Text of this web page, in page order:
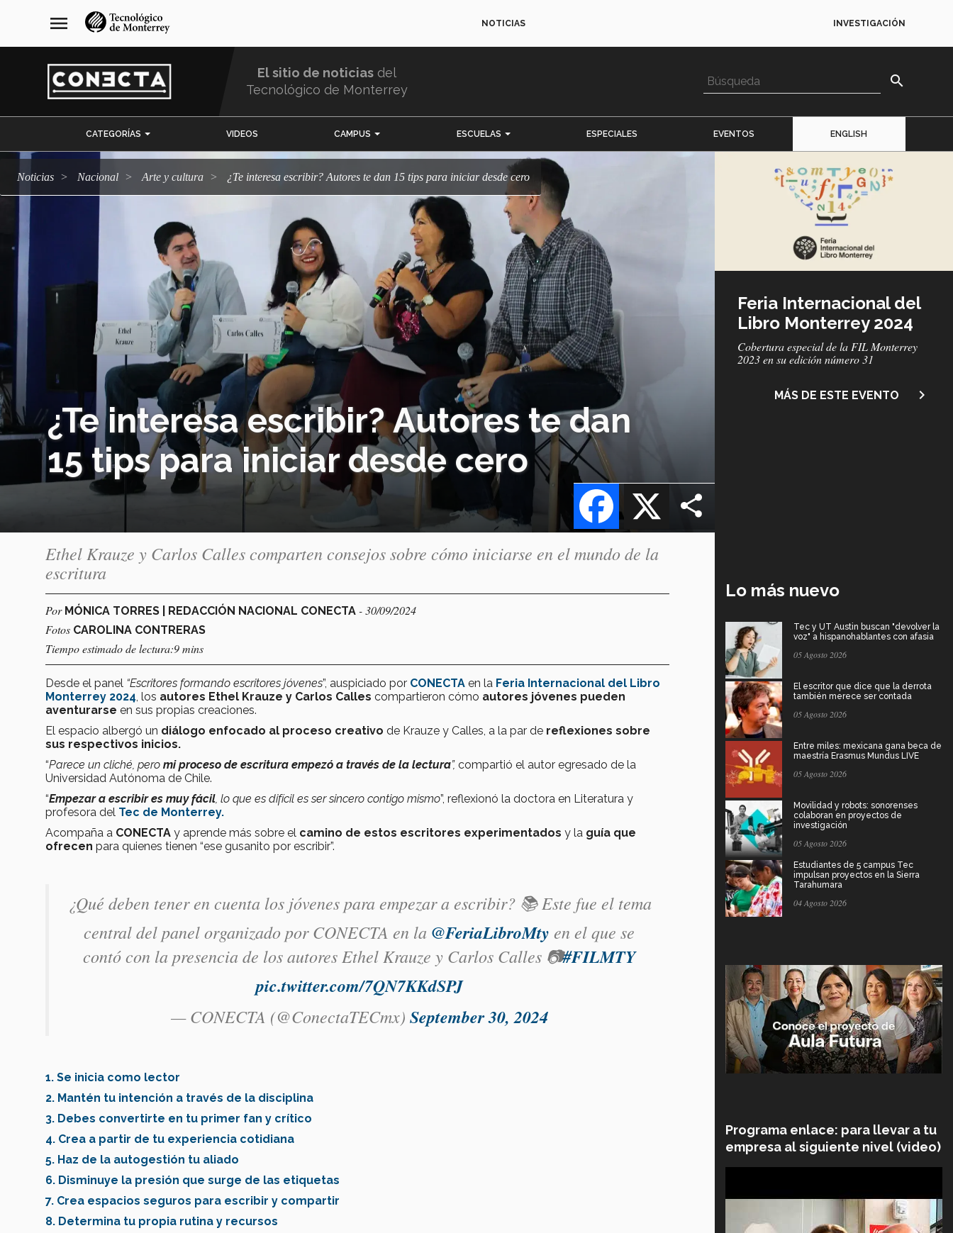
navegación
principal
menu NOTICIAS INVESTIGACIÓN
El sitio de noticias del
Tecnológico de Monterrey
search
CATEGORÍAS VIDEOS CAMPUS ESCUELAS ESPECIALES EVENTOS ENGLISH
Noticias Nacional arte y cultura ¿Te interesa escribir? Autores te dan 15 tips para iniciar desde cero
¿Te interesa escribir? Autores te dan
15 tips para iniciar desde cero
X
Facebook
Feria Internacional del
Libro Monterrey 2024
Subtítulo
Cobertura especial de la FIL Monterrey
2023 en su edición número 31
MÁS DE ESTE EVENTO navigate_next
Ethel Krauze y Carlos Calles comparten consejos sobre cómo iniciarse en el mundo de la
escritura
Por MÓNICA TORRES | REDACCIÓN NACIONAL CONECTA - 30/09/2024
Fotos CAROLINA CONTRERAS
Tiempo estimado de lectura:9 mins
Desde el panel “Escritores formando escritores jóvenes”, auspiciado por CONECTA en la Feria Internacional del Libro
Monterrey 2024, los autores Ethel Krauze y Carlos Calles compartieron cómo autores jóvenes pueden
aventurarse en sus propias creaciones.
El espacio albergó un diálogo enfocado al proceso creativo de Krauze y Calles, a la par de reflexiones sobre
sus respectivos inicios.
“Parece un cliché, pero mi proceso de escritura empezó a través de la lectura”, compartió el autor egresado de la
Universidad Autónoma de Chile.
“Empezar a escribir es muy fácil, lo que es difícil es ser sincero contigo mismo”, reflexionó la doctora en Literatura y
profesora del Tec de Monterrey.
Acompaña a CONECTA y aprende más sobre el camino de estos escritores experimentados y la guía que
ofrecen para quienes tienen “ese gusanito por escribir”.
¿Qué deben tener en cuenta los jóvenes para empezar a escribir? 📚 Este fue el tema
central del panel organizado por CONECTA en la @FeriaLibroMty en el que se
contó con la presencia de los autores Ethel Krauze y Carlos Calles 📷#FILMTY
pic.twitter.com/7QN7KKdSPJ
— CONECTA (@ConectaTECmx) September 30, 2024
1. Se inicia como lector
2. Mantén tu intención a través de la disciplina
3. Debes convertirte en tu primer fan y crítico
4. Crea a partir de tu experiencia cotidiana
5. Haz de la autogestión tu aliado
6. Disminuye la presión que surge de las etiquetas
7. Crea espacios seguros para escribir y compartir
8. Determina tu propia rutina y recursos
Lo más nuevo
Tec y UT Austin buscan "devolver la
voz" a hispanohablantes con afasia
05 Agosto 2026
El escritor que dice que la derrota
también merece ser contada
05 Agosto 2026
Entre miles: mexicana gana beca de
maestría Erasmus Mundus LIVE
05 Agosto 2026
Movilidad y robots: sonorenses
colaboran en proyectos de
investigación
05 Agosto 2026
Estudiantes de 5 campus Tec
impulsan proyectos en la Sierra
Tarahumara
04 Agosto 2026
Programa enlace: para llevar a tu
empresa al siguiente nivel (video)